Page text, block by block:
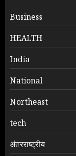
Business
HEALTH
India
National
Northeast
tech
अंतरराष्ट्रीय